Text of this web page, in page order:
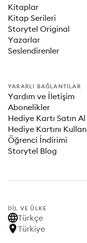
Kitaplar
Kitap Serileri
Storytel Original
Yazarlar
Seslendirenler
YARARLI BAĞLANTILAR
Yardım ve İletişim
Abonelikler
Hediye Kartı Satın Al
Hediye Kartını Kullan
Öğrenci İndirimi
Storytel Blog
DIL VE ÜLKE
Türkçe
Türkiye